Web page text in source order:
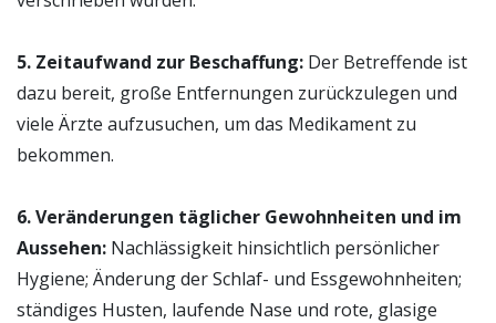
5. Zeitaufwand zur Beschaffung: Der Betreffende ist
dazu bereit, große Entfernungen zurückzulegen und
viele Ärzte aufzusuchen, um das Medikament zu
bekommen.
6. Veränderungen täglicher Gewohnheiten und im
Aussehen: Nachlässigkeit hinsichtlich persönlicher
Hygiene; Änderung der Schlaf- und Essgewohnheiten;
ständiges Husten, laufende Nase und rote, glasige